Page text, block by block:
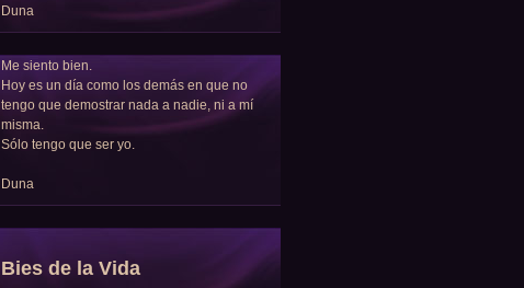
Duna
Me siento bien.
Hoy es un día como los demás en que no
tengo que demostrar nada a nadie, ni a mí
misma.
Sólo tengo que ser yo.
Duna
Bies de la Vida